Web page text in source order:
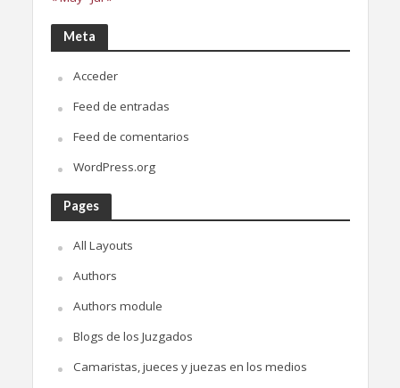
Meta
Acceder
Feed de entradas
Feed de comentarios
WordPress.org
Pages
All Layouts
Authors
Authors module
Blogs de los Juzgados
Camaristas, jueces y juezas en los medios